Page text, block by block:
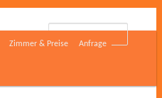
Suchen
Zimmer & Preise Anfrage